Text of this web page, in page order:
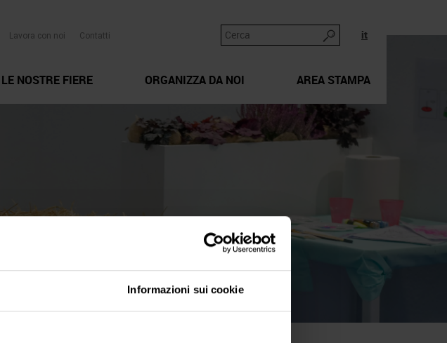
Informazioni sui cookie
it
Lavora con noi Contatti
LE NOSTRE FIERE ORGANIZZA DA NOI AREA STAMPA